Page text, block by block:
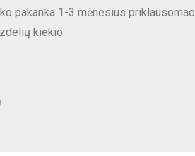
pakanka 1-3 mėnesius priklausomao
kiekio.